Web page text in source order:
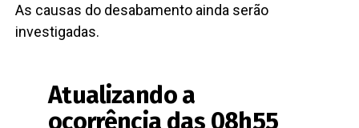
As causas do desabamento ainda serão
investigadas.
Atualizando a
ocorrência das 08h55